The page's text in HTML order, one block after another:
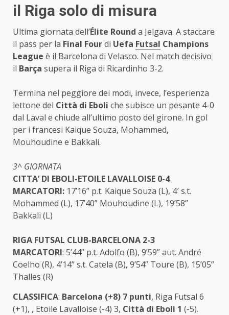
il Riga solo di misura
Ultima giornata dell’Élite Round a Jelgava. A staccare
il pass per la Final Fourdi Uefa Futsal Champions
League è il Barcelona di Velasco. Nel match decisivo
il Barça supera il Riga di Ricardinho 3-2.
Termina nel peggiore dei modi, invece, l’esperienza
lettone del Città di Eboli che subisce un pesante 4-0
dal Laval e chiude all’ultimo posto del girone. In gol
per i francesi Kaique Souza, Mohammed,
Mouhoudine e Bakkali.
3^ GIORNATA
CITTA’ DI EBOLI-ETOILE LAVALLOISE 0-4
MARCATORI: 17’16” p.t. Kaique Souza (L), 4′ s.t.
Mohammed (L), 17’40” Mouhoudine (L), 19’58”
Bakkali (L)
RIGA FUTSAL CLUB-BARCELONA 2-3
MARCATORI: 5’44” p.t. Adolfo (B), 9’59” aut. André
Coelho (R), 4’14” s.t. Catela (B), 9’54” Toure (B), 15’05”
Thalles (R)
CLASSIFICA: Barcelona (+8) 7 punti, Riga Futsal 6
(+1), , Etoile Lavalloise (-4) 3, Città di Eboli 1 (-5).